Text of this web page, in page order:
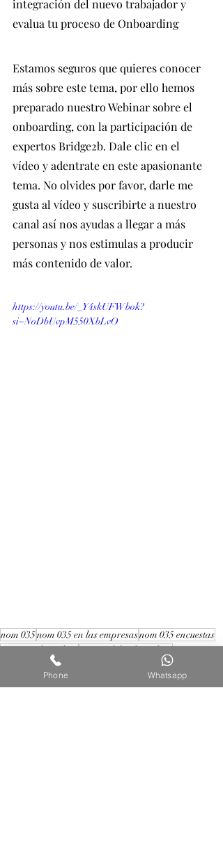
integración del nuevo trabajador y
evalua tu proceso de Onboarding
Estamos seguros que quieres conocer
más sobre este tema, por ello hemos
preparado nuestro Webinar sobre el
onboarding, con la participación de
expertos Bridge2b. Dale clic en el
vídeo y adentrate en este apasionante
tema. No olvides por favor, darle me
gusta al vídeo y suscribirte a nuestro
canal así nos ayudas a llegar a más
personas y nos estimulas a producir
más contenido de valor.
https://youtu.be/_Y4skUFWbok?
si=NoDbUvpM550XbLvO
nom 035nom 035 en las empresasnom 035 encuestas
Qué es onboardingetapas del onboarding
mejores prácticas onboarding
factores de riesgo psicosocial
Phone Whatsapp